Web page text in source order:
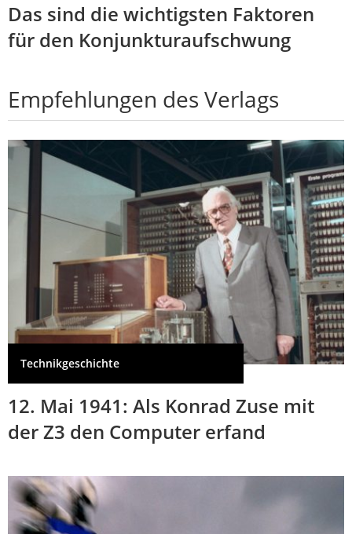
Das sind die wichtigsten Faktoren
für den Konjunkturaufschwung
Empfehlungen des Verlags
Technikgeschichte
12. Mai 1941: Als Konrad Zuse mit
der Z3 den Computer erfand